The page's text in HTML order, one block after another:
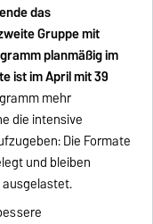
das
Gruppe mit
planmäßig im
ist im April mit 39
mehr
die intensive
Die Formate
und bleiben